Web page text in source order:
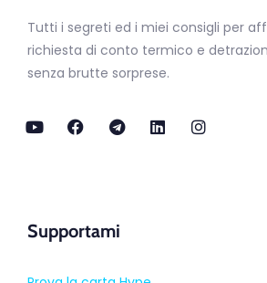
Tutti i segreti ed i miei consigli per
richiesta di conto termico e
senza brutte sorprese.
Supportami